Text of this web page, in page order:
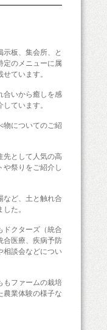
示板、集会所、と
定のメニューに属
ています。
合いから癒しを感
ています。
物についてのご紹
先として人気の高
や祭りをご紹介し
など、土と触れ合
た。
ドクターズ（統合
合医療、疾病予防
相談会などについ
もファームの栽培
農業体験の様子な